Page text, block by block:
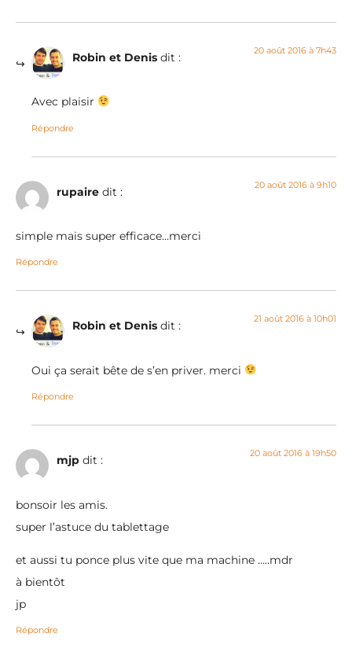
Robin et Denis dit : 20 août 2016 à 7h43
Avec plaisir
Répondre
rupaire dit : 20 août 2016 à 9h10
simple mais super efficace…merci
Répondre
Robin et Denis dit : 21 août 2016 à 10h01
Oui ça serait bête de s’en priver. merci
Répondre
mjp dit : 20 août 2016 à 19h50
bonsoir les amis.
super l’astuce du tablettage
et aussi tu ponce plus vite que ma machine …..mdr
à bientôt
jp
Répondre